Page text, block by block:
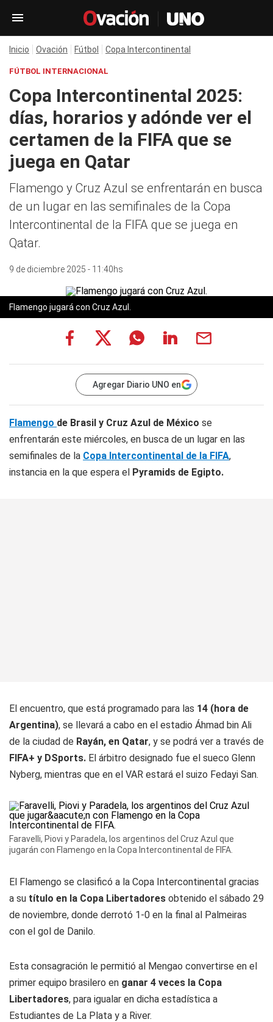
Inicio Ovación Fútbol Copa Intercontinental
FÚTBOL INTERNACIONAL
Copa Intercontinental 2025:
días, horarios y adónde ver el
certamen de la FIFA que se
juega en Qatar
Flamengo y Cruz Azul se enfrentarán en busca
de un lugar en las semifinales de la Copa
Intercontinental de la FIFA que se juega en
Qatar.
9 de diciembre 2025 - 11:40hs
Flamengo jugará con Cruz Azul.
Agregar Diario UNO en
Flamengo de Brasil y Cruz Azul de México se
enfrentarán este miércoles, en busca de un lugar en las
semifinales de la Copa Intercontinental de la FIFA,
instancia en la que espera el Pyramids de Egipto.
El encuentro, que está programado para las 14 (hora de
Argentina), se llevará a cabo en el estadio Áhmad bin Ali
de la ciudad de Rayán, en Qatar, y se podrá ver a través de
FIFA+ y DSports. El árbitro designado fue el sueco Glenn
Nyberg, mientras que en el VAR estará el suizo Fedayi San.
Faravelli, Piovi y Paradela, los argentinos del Cruz Azul que
jugarán con Flamengo en la Copa Intercontinental de FIFA.
El Flamengo se clasificó a la Copa Intercontinental gracias
a su título en la Copa Libertadores obtenido el sábado 29
de noviembre, donde derrotó 1-0 en la final al Palmeiras
con el gol de Danilo.
Esta consagración le permitió al Mengao convertirse en el
primer equipo brasilero en ganar 4 veces la Copa
Libertadores, para igualar en dicha estadística a
Estudiantes de La Plata y a River.